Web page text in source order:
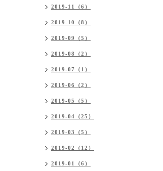
2019-11（6）
2019-10（8）
2019-09（5）
2019-08（2）
2019-07（1）
2019-06（2）
2019-05（5）
2019-04（25）
2019-03（5）
2019-02（12）
2019-01（6）